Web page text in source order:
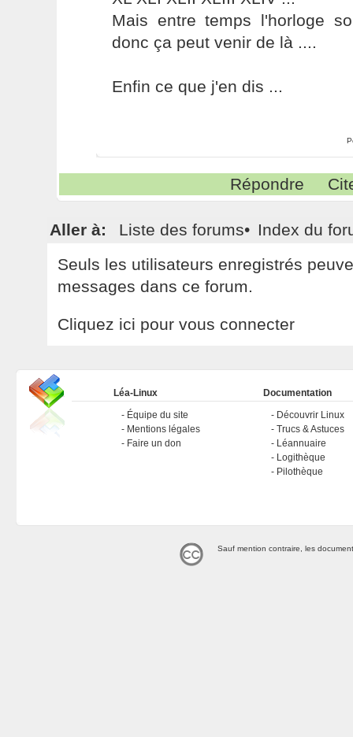
Mais entre temps l'horloge
donc ça peut venir de là ....
Enfin ce que j'en dis ...
Répondre
Aller à: Liste des forums• Index du
Seuls les utilisateurs enregistrés
messages dans ce forum.
Cliquez ici pour vous connecter
Léa-Linux
Équipe du site
Mentions légales
Faire un don
Documentation
Découvrir Linux
Trucs & Astuces
Léannuaire
Logithèque
Pilothèque
Sauf mention contraire, les